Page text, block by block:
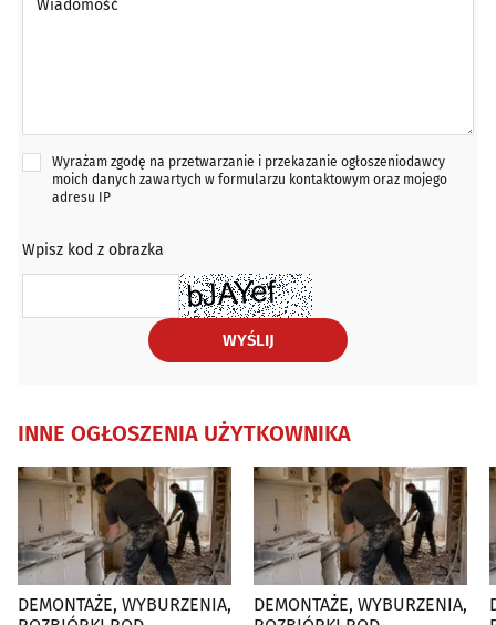
Wyrażam zgodę na przetwarzanie i przekazanie ogłoszeniodawcy
moich danych zawartych w formularzu kontaktowym oraz mojego
adresu IP
Wpisz kod z obrazka
WYŚLIJ
INNE OGŁOSZENIA UŻYTKOWNIKA
DEMONTAŻE, WYBURZENIA,
DEMONTAŻE, WYBURZENIA,